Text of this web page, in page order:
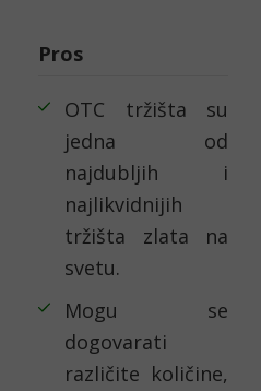
Pros
OTC tržišta su
jedna od
najdubljih i
najlikvidnijih
tržišta zlata na
svetu.
Mogu se
dogovarati
različite količine,